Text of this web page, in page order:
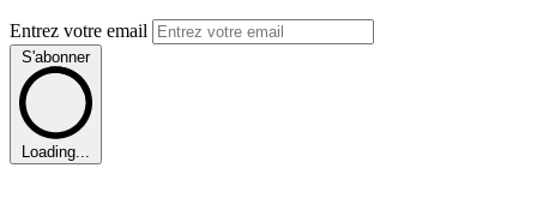
Entrez votre email
S'abonner
Loading...